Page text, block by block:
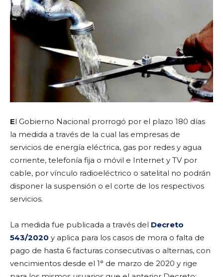
El Gobierno Nacional prorrogó por el plazo 180 días
la medida a través de la cual las empresas de
servicios de energía eléctrica, gas por redes y agua
corriente, telefonía fija o móvil e Internet y TV por
cable, por vínculo radioeléctrico o satelital no podrán
disponer la suspensión o el corte de los respectivos
servicios.
La medida fue publicada a través del Decreto
543/2020 y aplica para los casos de mora o falta de
pago de hasta 6 facturas consecutivas o alternas, con
vencimientos desde el 1° de marzo de 2020 y rige